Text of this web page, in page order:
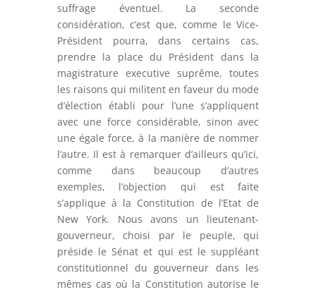
suffrage éventuel. La seconde
considération, c’est que, comme le Vice-
Président pourra, dans certains cas,
prendre la place du Président dans la
magistrature executive suprême, toutes
les raisons qui militent en faveur du mode
d’élection établi pour l’une s’appliquent
avec une force considérable, sinon avec
une égale force, à la manière de nommer
l’autre. Il est à remarquer d’ailleurs qu’ici,
comme dans beaucoup d’autres
exemples, l’objection qui est faite
s’applique à la Constitution de l’Etat de
New York. Nous avons un lieutenant-
gouverneur, choisi par le peuple, qui
préside le Sénat et qui est le suppléant
constitutionnel du gouverneur dans les
mêmes cas où la Constitution autorise le